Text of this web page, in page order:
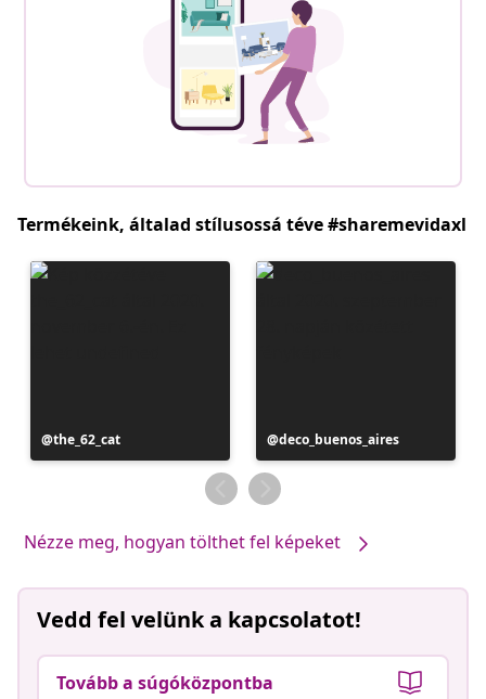
Termékeink, általad stílusossá téve #sharemevidaxl
Bejegyzés
közzétevője
the_62_cat
Bejegyzés
közzétevője
deco_buenos_aires
Nézze meg, hogyan tölthet fel képeket
Vedd fel velünk a kapcsolatot!
Tovább a súgóközpontba